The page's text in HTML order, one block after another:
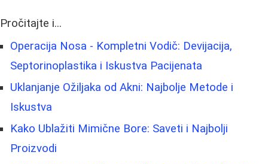
Pročitajte i...
Operacija Nosa - Kompletni Vodič: Devijacija,
Septorinoplastika i Iskustva Pacijenata
Uklanjanje Ožiljaka od Akni: Najbolje Metode i
Iskustva
Kako Ublažiti Mimične Bore: Saveti i Najbolji
Proizvodi